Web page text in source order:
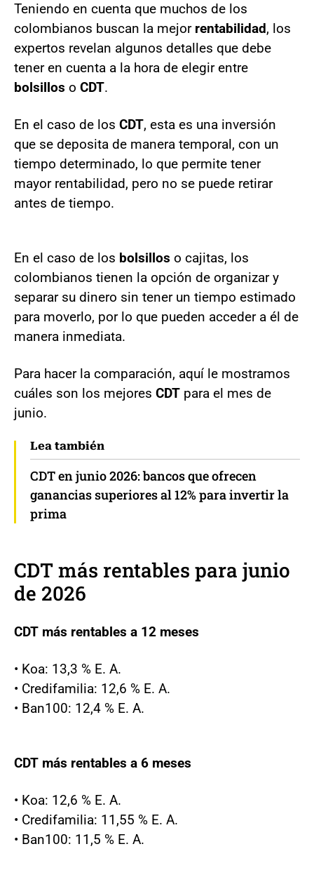
Teniendo en cuenta que muchos de los
colombianos buscan la mejor rentabilidad, los
expertos revelan algunos detalles que debe
tener en cuenta a la hora de elegir entre
bolsillos o CDT.
En el caso de los CDT, esta es una inversión
que se deposita de manera temporal, con un
tiempo determinado, lo que permite tener
mayor rentabilidad, pero no se puede retirar
antes de tiempo.
En el caso de los bolsillos o cajitas, los
colombianos tienen la opción de organizar y
separar su dinero sin tener un tiempo estimado
para moverlo, por lo que pueden acceder a él de
manera inmediata.
Para hacer la comparación, aquí le mostramos
cuáles son los mejores CDT para el mes de
junio.
Lea también
CDT en junio 2026: bancos que ofrecen
ganancias superiores al 12% para invertir la
prima
CDT más rentables para junio
de 2026
CDT más rentables a 12 meses
• Koa: 13,3 % E. A.
• Credifamilia: 12,6 % E. A.
• Ban100: 12,4 % E. A.
CDT más rentables a 6 meses
• Koa: 12,6 % E. A.
• Credifamilia: 11,55 % E. A.
• Ban100: 11,5 % E. A.